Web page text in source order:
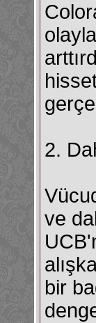
2.
ve
bir